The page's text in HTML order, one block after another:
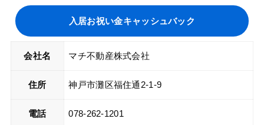
入居お祝い金キャッシュバック
会社名 マチ不動産株式会社
住所 神戸市灘区福住通2-1-9
電話 078-262-1201